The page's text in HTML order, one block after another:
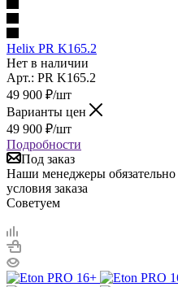
Helix PR K165.2
Нет в наличии
Арт.: PR K165.2
49 900 ₽/шт
Варианты цен
49 900 ₽/шт
Подробности
Под заказ
Наши менеджеры обязательно
условия заказа
Советуем